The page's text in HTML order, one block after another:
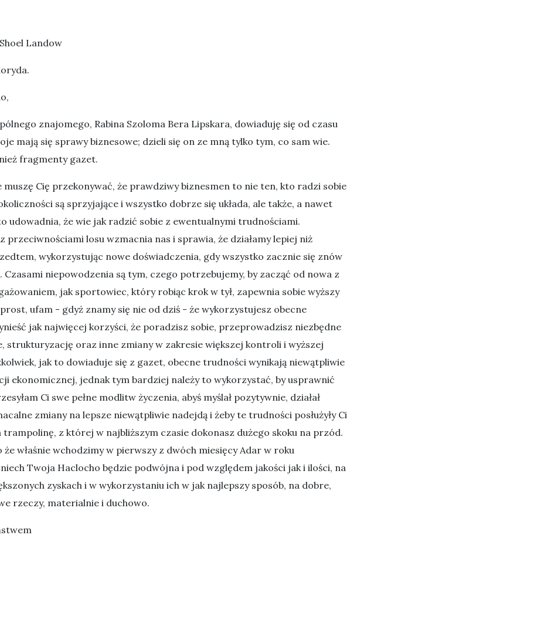
Landow
znajomego, Rabina Szoloma Bera Lipskara, dowiaduję się od czasu
mają się sprawy biznesowe; dzieli się on ze mną tylko tym, co sam wie.
fragmenty gazet.
muszę Cię przekonywać, że prawdziwy biznesmen to nie ten, kto radzi sobie
są sprzyjające i wszystko dobrze się układa, ale także, a nawet
udowadnia, że wie jak radzić sobie z ewentualnymi trudnościami.
przeciwnościami losu wzmacnia nas i sprawia, że działamy lepiej niż
wykorzystując nowe doświadczenia, gdy wszystko zacznie się znów
Czasami niepowodzenia są tym, czego potrzebujemy, by zacząć od nowa z
jak sportowiec, który robiąc krok w tył, zapewnia sobie wyższy
ufam - gdyż znamy się nie od dziś - że wykorzystujesz obecne
jak najwięcej korzyści, że poradzisz sobie, przeprowadzisz niezbędne
strukturyzację oraz inne zmiany w zakresie większej kontroli i wyższej
jak to dowiaduje się z gazet, obecne trudności wynikają niewątpliwie
ekonomicznej, jednak tym bardziej należy to wykorzystać, by usprawnić
Ci swe pełne modlitw życzenia, abyś myślał pozytywnie, działał
zmiany na lepsze niewątpliwie nadejdą i żeby te trudności posłużyły Ci
trampolinę, z której w najbliższym czasie dokonasz dużego skoku na przód.
że właśnie wchodzimy w pierwszy z dwóch miesięcy Adar w roku
Twoja Haclocho będzie podwójna i pod względem jakości jak i ilości, na
zyskach i w wykorzystaniu ich w jak najlepszy sposób, na dobre,
rzeczy, materialnie i duchowo.